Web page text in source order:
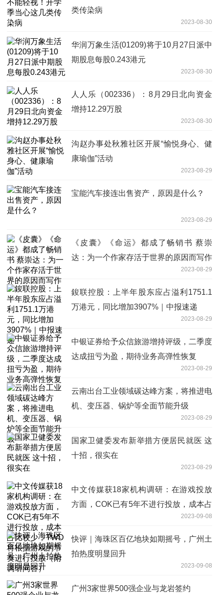
类传染病
2023-08-30
华润万象生活(01209)将于10月27日派中
期股息每股0.243港元
2023-08-30
人人乐（002336）：8月29日北向资金
增持12.29万股
2023-08-30
沟赵办事处秋雅社区开展“愉悦身心、健
康瑜伽”活动
2023-08-29
宝能汽车接连出售资产，原因是什么？
2023-08-29
《皮囊》《命运》都成了畅销书 蔡崇
达：为一个作家存活于世界的原因而写作
2023-08-29
鋑联控股：上半年股东应占溢利1751.1
万港元，同比增加3907%｜中报速递
2023-08-29
中银证券给予众信旅游增持评级，二季度
达成扭亏为盈，期待业务高弹性恢复
2023-08-29
云南出台工业领域碳达峰方案，将推进电
机、变压器、锅炉等全面节能升级
2023-08-29
国家卫健委发布新举措方便居民就医 这
十招，很实在
2023-08-29
中文传媒获18家机构调研：在游戏投放
方面，COK已有5年不进行投放，成本占
比较少，TWD将根据游戏的节奏进行投
放（附调研问答）
2023-09-08
快评｜海珠区百亿地块如期摇号，广州土
拍热度明显回升
2023-09-08
广州3家世界500强企业与龙岩签约